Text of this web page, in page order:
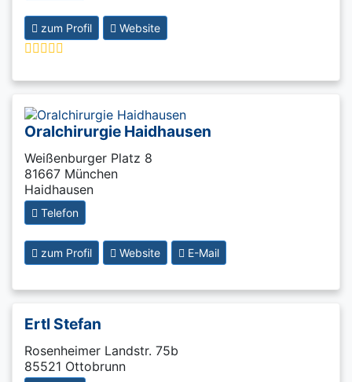
zum Profil Website
Oralchirurgie Haidhausen
Weißenburger Platz 8
81667 München
Haidhausen
Telefon
zum Profil Website E-Mail
Ertl Stefan
Rosenheimer Landstr. 75b
85521 Ottobrunn